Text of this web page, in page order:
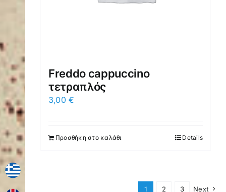
Freddo cappuccino
τετραπλός
3,00€
Προσθήκη στο καλάθι Details
1 2 3 Next